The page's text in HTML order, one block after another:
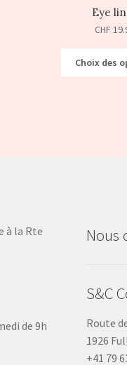
Eye
CHF
Choix des
à la Rte
de 9h
Nous
S&C
Route
1926
+41 79